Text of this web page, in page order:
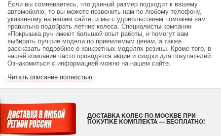
Если вы сомневаетесь, что данный размер подходит к вашему
автомобилю, то вы можете позвонить нам по любому телефону,
указанному на нашем сайте, и мы с удовольствием поможем вам
правильно подобрать летние колеса. Специалисты компании
«Покрышка.ру» имеют большой опыт работы, и помогут вам
выбирать лучшие модели по приемлемым ценам, а также
рассказать подробнее о конкретных моделях резины. Кроме того, в
нашей компании часто проводятся акции и скидки для покупателей.
Ознакомиться с информацией можно на нашем сайте.
Читать описание полностью
ДОСТАВКА КОЛЕС ПО МОСКВЕ ПРИ
ПОКУПКЕ КОМПЛЕКТА — БЕСПЛАТНО!